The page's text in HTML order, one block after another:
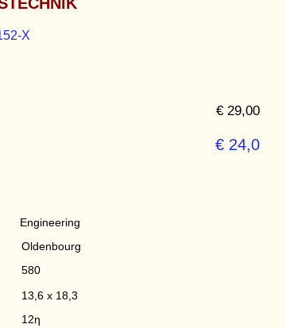
X
€ 29,00
€ 24,0
Engineering
Oldenbourg
580
13,6 x 18,3
12η